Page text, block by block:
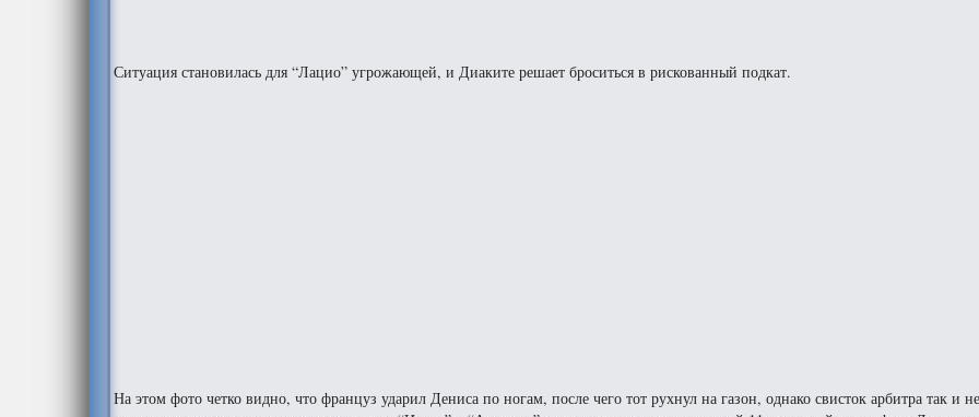
Ситуация становилась для “Лацио” угрожающей, и Диаките решает броситься в рискованный подкат.
На этом фото четко видно, что француз ударил Дениса по ногам, после чего тот рухнул на газон, однако свисток арбитра так и